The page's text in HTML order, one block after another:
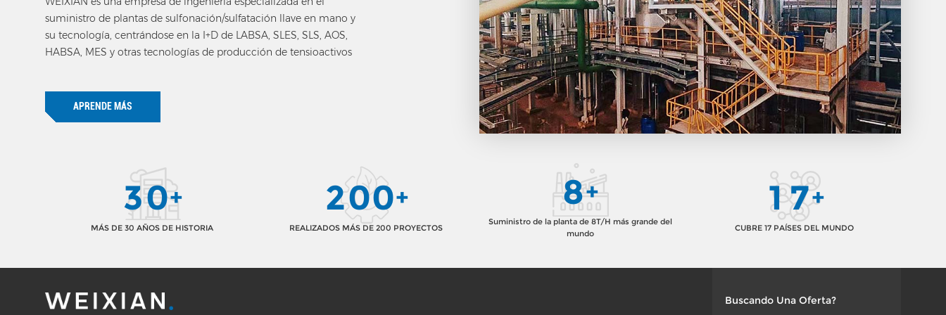
suministro de plantas de sulfonación/sulfatación llave en mano y
su tecnología, centrándose en la I+D de LABSA, SLES, SLS, AOS,
HABSA, MES y otras tecnologías de producción de tensioactivos
APRENDE MÁS
30+
MÁS DE 30 AÑOS DE HISTORIA
200+
REALIZADOS MÁS DE 200 PROYECTOS
8+
Suministro de la planta de 8T/H más grande del
mundo
17+
CUBRE 17 PAÍSES DEL MUNDO
Buscando Una Oferta?